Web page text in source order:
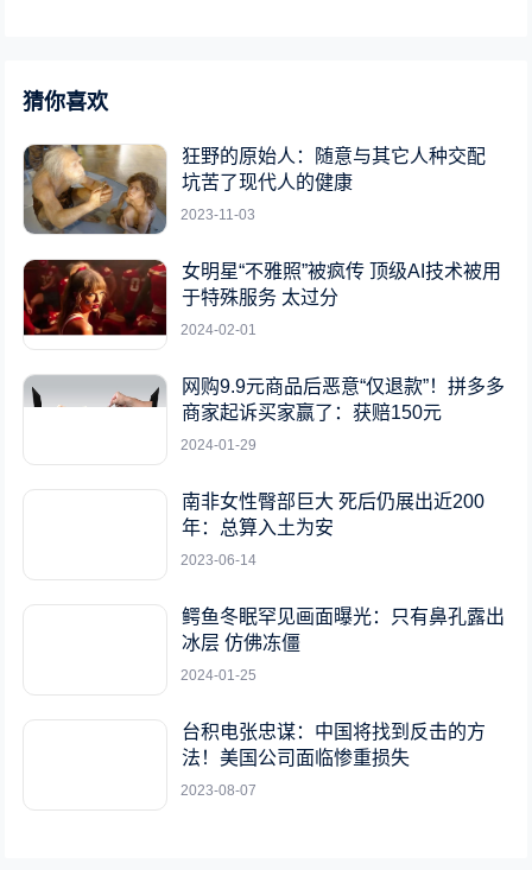
猜你喜欢
狂野的原始人：随意与其它人种交配
坑苦了现代人的健康
2023-11-03
女明星“不雅照”被疯传 顶级AI技术被用
于特殊服务 太过分
2024-02-01
网购9.9元商品后恶意“仅退款”！拼多多
商家起诉买家赢了：获赔150元
2024-01-29
南非女性臀部巨大 死后仍展出近200
年：总算入土为安
2023-06-14
鳄鱼冬眠罕见画面曝光：只有鼻孔露出
冰层 仿佛冻僵
2024-01-25
台积电张忠谋：中国将找到反击的方
法！美国公司面临惨重损失
2023-08-07